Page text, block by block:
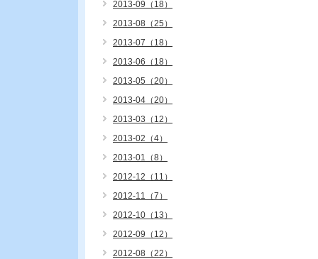
2013-09（18）
2013-08（25）
2013-07（18）
2013-06（18）
2013-05（20）
2013-04（20）
2013-03（12）
2013-02（4）
2013-01（8）
2012-12（11）
2012-11（7）
2012-10（13）
2012-09（12）
2012-08（22）